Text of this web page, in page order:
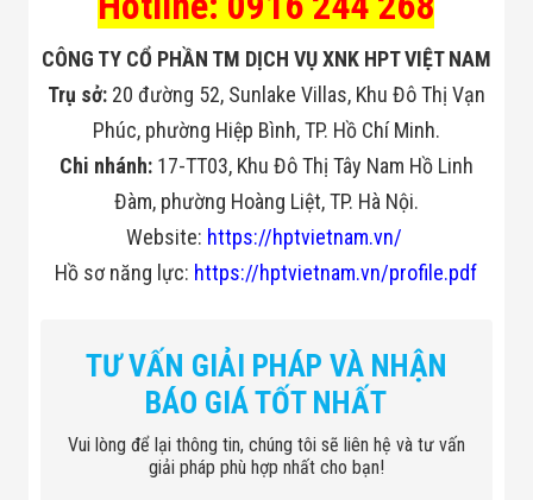
CÔNG TY CỔ PHẦN TM DỊCH VỤ XNK HPT VIỆT NAM
Trụ sở: 20 đường 52, Sunlake Villas, Khu Đô Thị Vạn
Phúc, phường Hiệp Bình, TP. Hồ Chí Minh.
Chi nhánh:17-TT03, Khu Đô Thị Tây Nam Hồ Linh
Đàm, phường Hoàng Liệt, TP. Hà Nội.
Website: https://hptvietnam.vn/
Hồ sơ năng lực: https://hptvietnam.vn/profile.pdf
TƯ VẤN GIẢI PHÁP VÀ NHẬN
BÁO GIÁ TỐT NHẤT
Vui lòng để lại thông tin, chúng tôi sẽ liên hệ và tư vấn
giải pháp phù hợp nhất cho bạn!